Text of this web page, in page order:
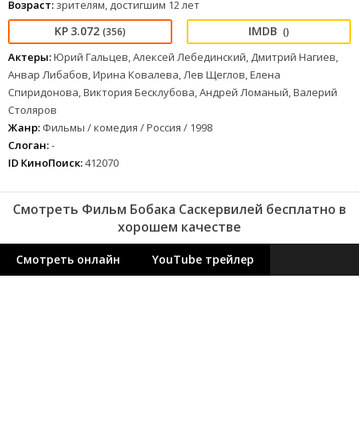
Возраст: зрителям, достигшим 12 лет
3.072 (356) ()
Актеры:Юрий Гальцев, Алексей Лебединский, Дмитрий Нагиев,
Анвар Либабов, Ирина Ковалева, Лев Щеглов, Елена
Спиридонова, Виктория Бесклубова, Андрей Ломаный, Валерий
Столяров
Жанр: Фильмы / комедия / Россия / 1998
Слоган:-
ID КиноПоиск:412070
Смотреть Фильм Бобака Саскервилей бесплатно в
хорошем качестве
Смотреть онлайн YouTube трейлер